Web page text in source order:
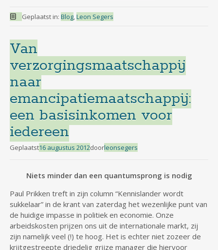
Geplaatst in: Blog,Leon Segers
Van
verzorgingsmaatschappij
naar
emancipatiemaatschappij:
een basisinkomen voor
iedereen
Geplaatst16 augustus 2012doorleonsegers
Niets minder dan een quantumsprong is nodig
Paul Prikken treft in zijn column “Kennislander wordt
sukkelaar” in de krant van zaterdag het wezenlijke punt van
de huidige impasse in politiek en economie. Onze
arbeidskosten prijzen ons uit de internationale markt, zij
zijn namelijk veel (!) te hoog. Het is echter niet zozeer de
krijtgestreepte driedelig grijze manager die hiervoor